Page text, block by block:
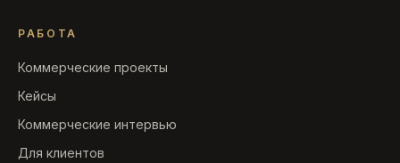
РАБОТА
Коммерческие проекты
Кейсы
Коммерческие интервью
Для клиентов